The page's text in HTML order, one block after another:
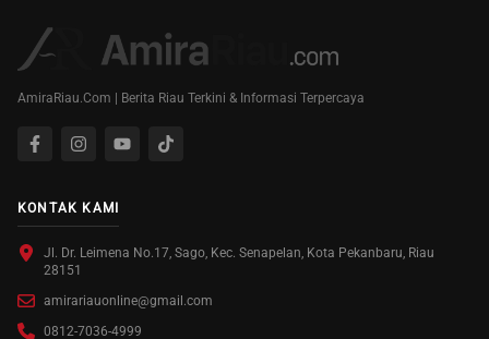
AmiraRiau.Com | Berita Riau Terkini & Informasi Terpercaya
KONTAK KAMI
Jl. Dr. Leimena No.17, Sago, Kec. Senapelan, Kota Pekanbaru, Riau
28151
amirariauonline@gmail.com
0812-7036-4999